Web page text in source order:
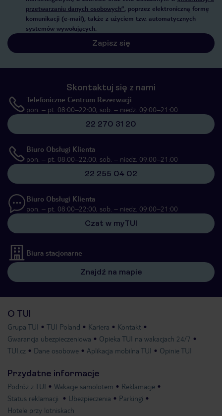
przetwarzaniu danych osobowych”, poprzez elektroniczną formę
komunikacji (e-mail), także z użyciem tzw. automatycznych
systemów wywołujących.
Zapisz się
Skontaktuj się z nami
Telefoniczne Centrum Rezerwacji
pon. – pt. 08:00–22:00, sob. – niedz. 09:00–21:00
22 270 31 20
Biuro Obsługi Klienta
pon. – pt. 08:00–22:00, sob. – niedz. 09:00–21:00
22 255 04 02
Biuro Obsługi Klienta
pon. – pt. 08:00–22:00, sob. – niedz. 09:00–21:00
Czat w myTUI
Biura stacjonarne
Znajdź na mapie
O TUI
Grupa TUI TUI Poland Kariera
Kontakt
Gwarancja ubezpieczeniowa
Opieka TUI na wakacjach 24/7
TUI.cz
Dane osobowe Aplikacja mobilna TUI Opinie TUI
Przydatne informacje
Podróż z TUI Wakacje samolotem
Reklamacje
Status reklamacji
Ubezpieczenia
Parkingi
Hotele przy lotniskach